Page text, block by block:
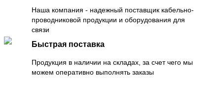
Наша компания - надежный поставщик кабельно-
проводниковой продукции и оборудования для
связи
Быстрая поставка
Продукция в наличии на складах, за счет чего мы
можем оперативно выполнять заказы